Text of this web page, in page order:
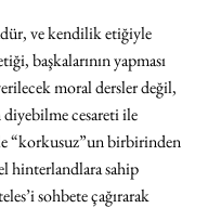
ve kendilik etiğiyle
başkalarının yapması
moral dersler değil,
cesareti ile
“korkusuz”un birbirinden
hinterlandlara sahip
sohbete çağırarak